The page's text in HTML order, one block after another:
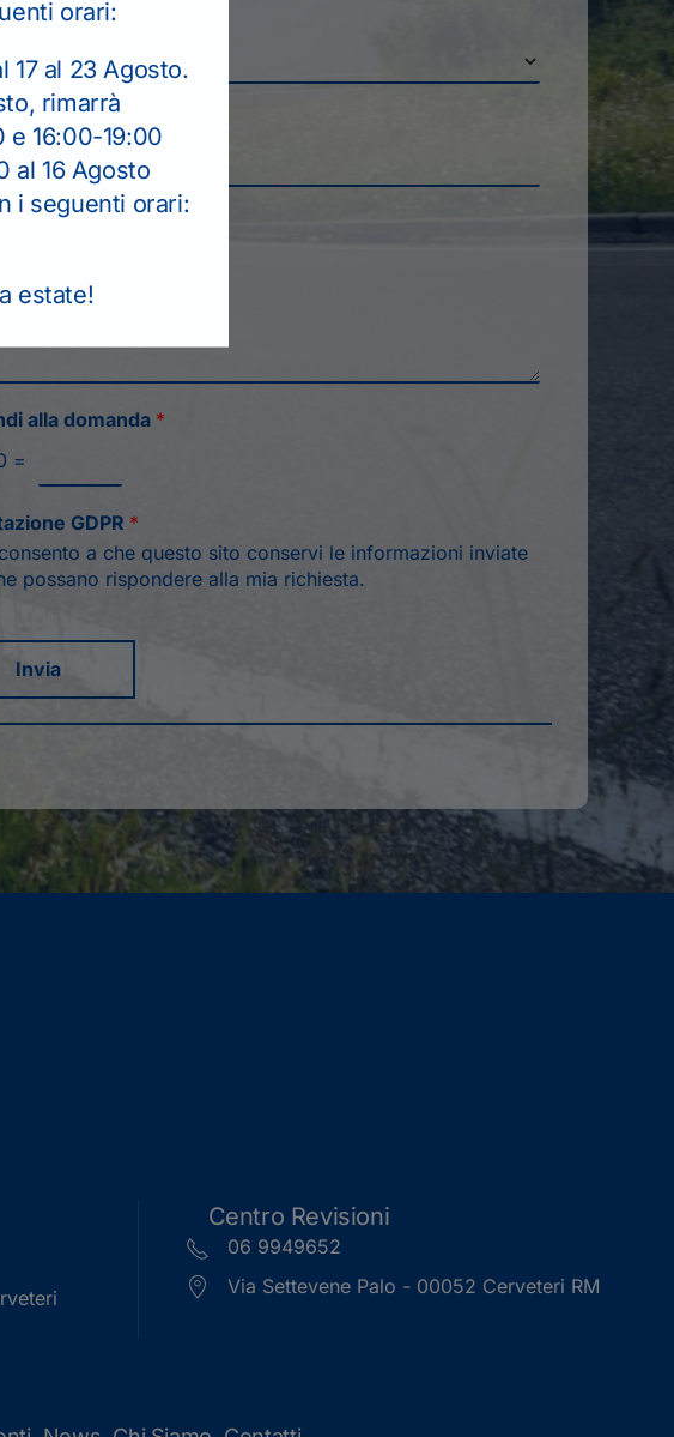
la sede*
*
alla domanda *
=
GDPR *
a che questo sito conservi le informazioni inviate
possano rispondere alla mia richiesta.
Invia
Centro Revisioni
06 9949652
Via Settevene Palo - 00052 Cerveteri RM
orari:
17 al 23 Agosto.
rimarrà
e 16:00-19:00
al 16 Agosto
i seguenti orari:
estate!